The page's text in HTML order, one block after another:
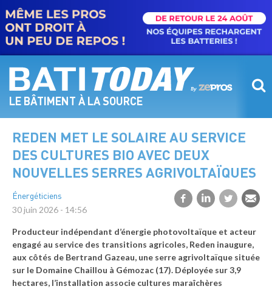
contenu
principal
LE BÂTIMENT À LA SOURCE
REDEN MET LE SOLAIRE AU SERVICE
DES CULTURES BIO AVEC DEUX
NOUVELLES SERRES AGRIVOLTAÏQUES
Énergéticiens
30 juin 2026 - 14:56
Producteur indépendant d’énergie photovoltaïque et acteur
engagé au service des transitions agricoles, Reden inaugure,
aux côtés de Bertrand Gazeau, une serre agrivoltaïque située
sur le Domaine Chaillou à Gémozac (17). Déployée sur 3,9
hectares, l’installation associe cultures maraîchères